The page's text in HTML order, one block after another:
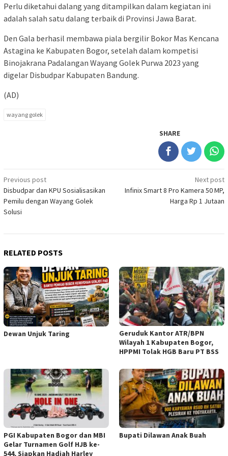
Perlu diketahui dalang yang ditampilkan dalam kegiatan ini
adalah salah satu dalang terbaik di Provinsi Jawa Barat.
Den Gala berhasil membawa piala bergilir Bokor Mas Kencana
Astagina ke Kabupaten Bogor, setelah dalam kompetisi
Binojakrana Padalangan Wayang Golek Purwa 2023 yang
digelar Disbudpar Kabupaten Bandung.
(AD)
wayang golek
SHARE
Post
navigation
Previous post
Disbudpar dan KPU Sosialisasikan
Pemilu dengan Wayang Golek
Solusi
Next post
Infinix Smart 8 Pro Kamera 50 MP,
Harga Rp 1 Jutaan
RELATED POSTS
Dewan Unjuk Taring
Geruduk Kantor ATR/BPN
Wilayah 1 Kabupaten Bogor,
HPPMI Tolak HGB Baru PT BSS
PGI Kabupaten Bogor dan MBI
Gelar Turnamen Golf HJB ke-
544, Siapkan Hadiah Harley
Bupati Dilawan Anak Buah